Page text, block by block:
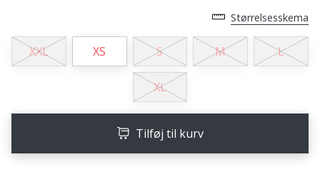
ud
af,
om
•
Størrelsesskema
XXL XS S M L
XL
Tilføj til kurv